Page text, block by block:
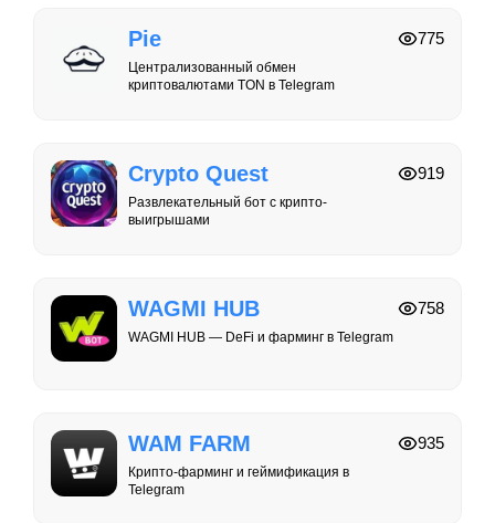
Pie
Централизованный обмен
криптовалютами TON в Telegram
775
Crypto Quest
Развлекательный бот с крипто-
выигрышами
919
WAGMI HUB
WAGMI HUB — DeFi и фарминг в Telegram
758
WAM FARM
Крипто-фарминг и геймификация в
Telegram
935